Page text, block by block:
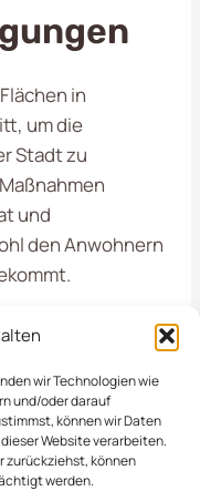
wir Technologien wie
und/oder darauf
können wir Daten
Website verarbeiten.
zurückziehst, können
werden.
in
um die
Stadt zu
und
den Anwohnern
Für
Flächen in